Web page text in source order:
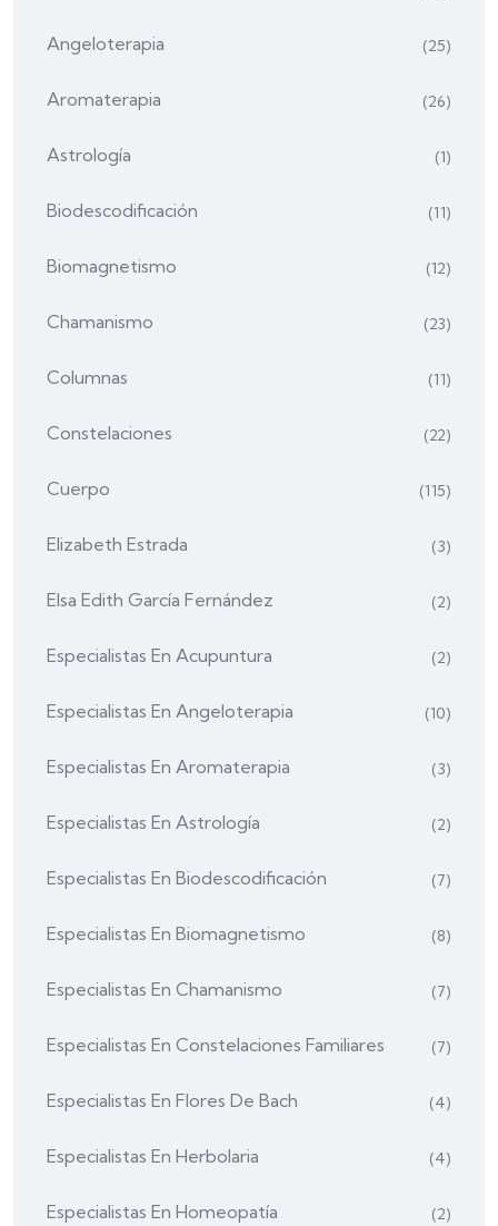
Angeloterapia (25)
Aromaterapia (26)
Astrología (1)
Biodescodificación (11)
Biomagnetismo (12)
Chamanismo (23)
Columnas (11)
Constelaciones (22)
Cuerpo (115)
Elizabeth Estrada (3)
Elsa Edith García Fernández (2)
Especialistas En Acupuntura (2)
Especialistas En Angeloterapia (10)
Especialistas En Aromaterapia (3)
Especialistas En Astrología (2)
Especialistas En Biodescodificación (7)
Especialistas En Biomagnetismo (8)
Especialistas En Chamanismo (7)
Especialistas En Constelaciones Familiares (7)
Especialistas En Flores De Bach (4)
Especialistas En Herbolaria (4)
Especialistas En Homeopatía (2)